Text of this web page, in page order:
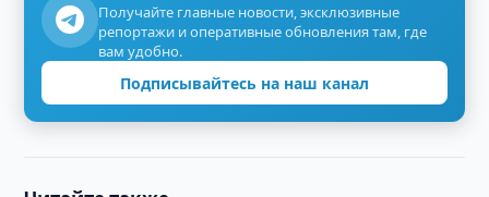
Получайте главные новости, эксклюзивные
репортажи и оперативные обновления там, где
вам удобно.
Подписывайтесь на наш канал